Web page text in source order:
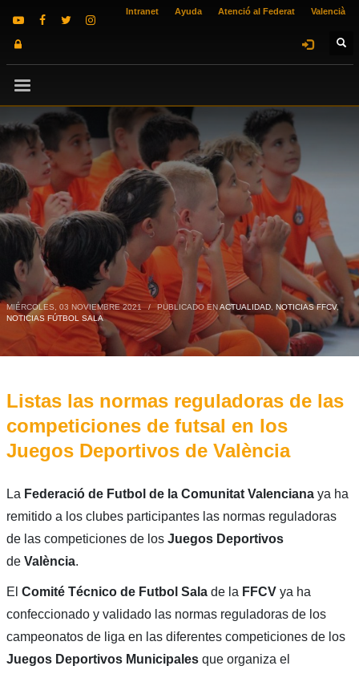
Intranet Ayuda Atenció al Federat Valencià
MIÉRCOLES, 03 NOVIEMBRE 2021 / PUBLICADO ENACTUALIDAD, NOTICIAS FFCV,
NOTICIAS FÚTBOL SALA
Listas las normas reguladoras de las
competiciones de futsal en los
Juegos Deportivos de València
La Federació de Futbol de la Comunitat Valenciana ya ha
remitido a los clubes participantes las normas reguladoras
de las competiciones de los Juegos Deportivos
de València.
El Comité Técnico de Futbol Sala de la FFCV ya ha
confeccionado y validado las normas reguladoras de los
campeonatos de liga en las diferentes competiciones de los
Juegos Deportivos Municipales que organiza el